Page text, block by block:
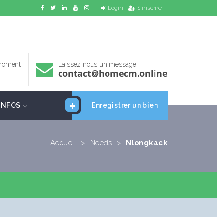
Login S'inscrire
Laissez nous un message
contact@homecm.online
Enregistrer un bien
Accueil > Needs > Nlongkack